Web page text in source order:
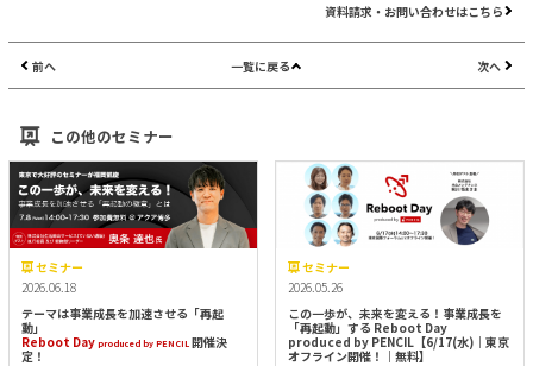
資料請求・お問い合わせはこちら
前へ 一覧に戻る 次へ
この他のセミナー
セミナー
2026.06.18
テーマは事業成長を加速させる「再起
動」
Reboot Dayproduced by PENCIL 開催決
定！
セミナー
2026.05.26
この一歩が、未来を変える！事業成長を
「再起動」する Reboot Day
produced by PENCIL【6/17(水)｜東京
オフライン開催！｜無料】